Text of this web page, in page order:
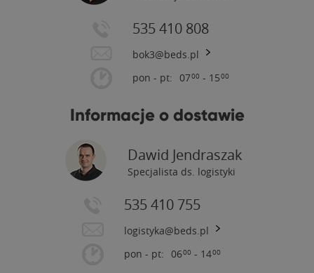
535 410 808
bok3@beds.pl
pon - pt: 0700 - 1500
Informacje o dostawie
Dawid Jendraszak
Specjalista ds. logistyki
535 410 755
logistyka@beds.pl
pon - pt: 0600 - 1400